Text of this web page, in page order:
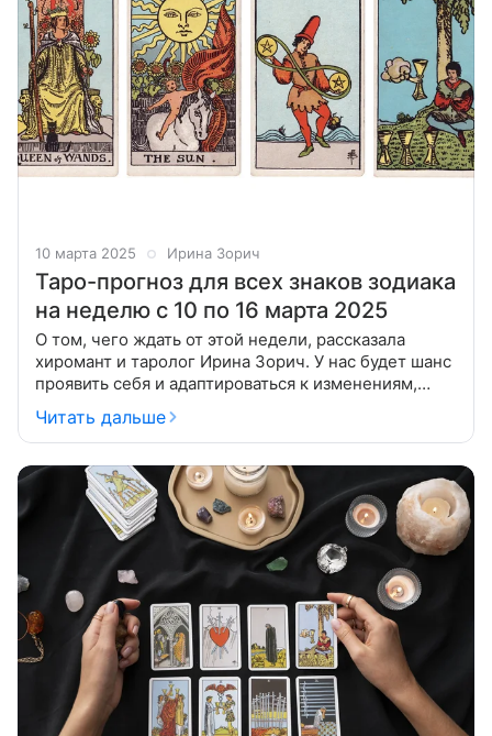
10 марта 2025 Ирина Зорич
Таро-прогноз для всех знаков зодиака
на неделю с 10 по 16 марта 2025
О том, чего ждать от этой недели, рассказала
хиромант и таролог Ирина Зорич. У нас будет шанс
проявить себя и адаптироваться к изменениям,
отпуская негативный опыт прошлого. А еще — взять
на себя ответственность
Читать дальше